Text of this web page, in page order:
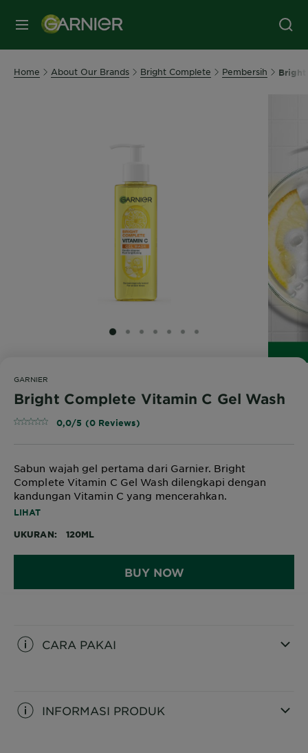
MENU
Home About Our Brands Bright Complete Pembersih Bright
SLIDE 1
SLIDE 2
SLIDE 3
SLIDE 4
SLIDE 5
SLIDE 6
SLIDE 7
GARNIER
Bright Complete Vitamin C Gel Wash
0,0/5 (0 Reviews)
Sabun wajah gel pertama dari Garnier. Bright
Complete Vitamin C Gel Wash dilengkapi dengan
kandungan Vitamin C yang mencerahkan.
Membersihkan wajah dengan lembut dan membuat
tertarik atau kesat. Cocok untuk kulit sensitif.
LIHAT
UKURAN 120ML
BUY NOW
CARA PAKAI
INFORMASI PRODUK